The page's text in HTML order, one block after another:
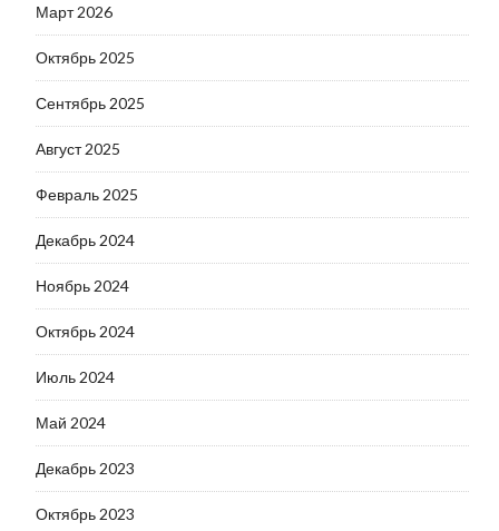
Март 2026
Октябрь 2025
Сентябрь 2025
Август 2025
Февраль 2025
Декабрь 2024
Ноябрь 2024
Октябрь 2024
Июль 2024
Май 2024
Декабрь 2023
Октябрь 2023